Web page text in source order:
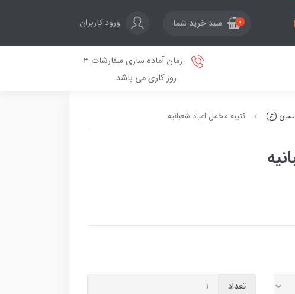
0 سبد خرید شما ورود کاربران
زمان آماده سازی سفارشات 3
روز کاری می باشد.
(ع) کتیبه مخمل اعیاد شعبانیه
تعداد